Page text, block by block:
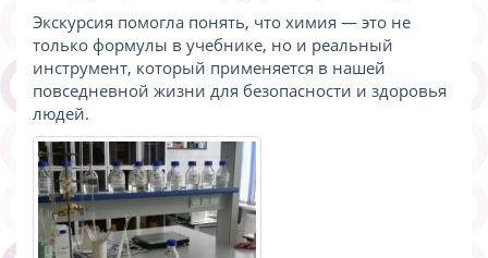
Экскурсия помогла понять, что химия — это не
только формулы в учебнике, но и реальный
инструмент, который применяется в нашей
повседневной жизни для безопасности и здоровья
людей.